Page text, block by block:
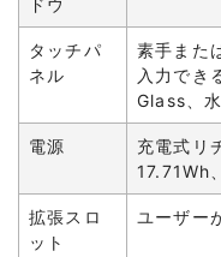
ドウ
タッチパ
ネル
素手また
入力でき
Glass、
電源
充電式リ
17.71Wh
拡張スロ
ット
ユーザー